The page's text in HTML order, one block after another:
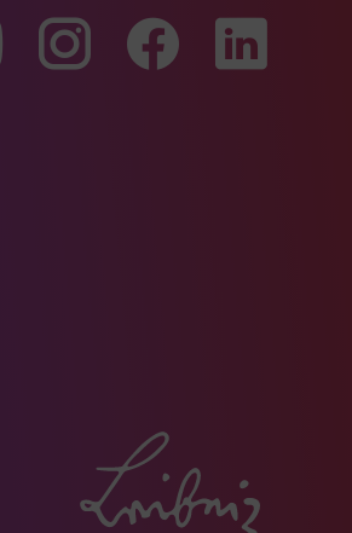
Zu
unserer
Zu
unserer
Zu
unserer